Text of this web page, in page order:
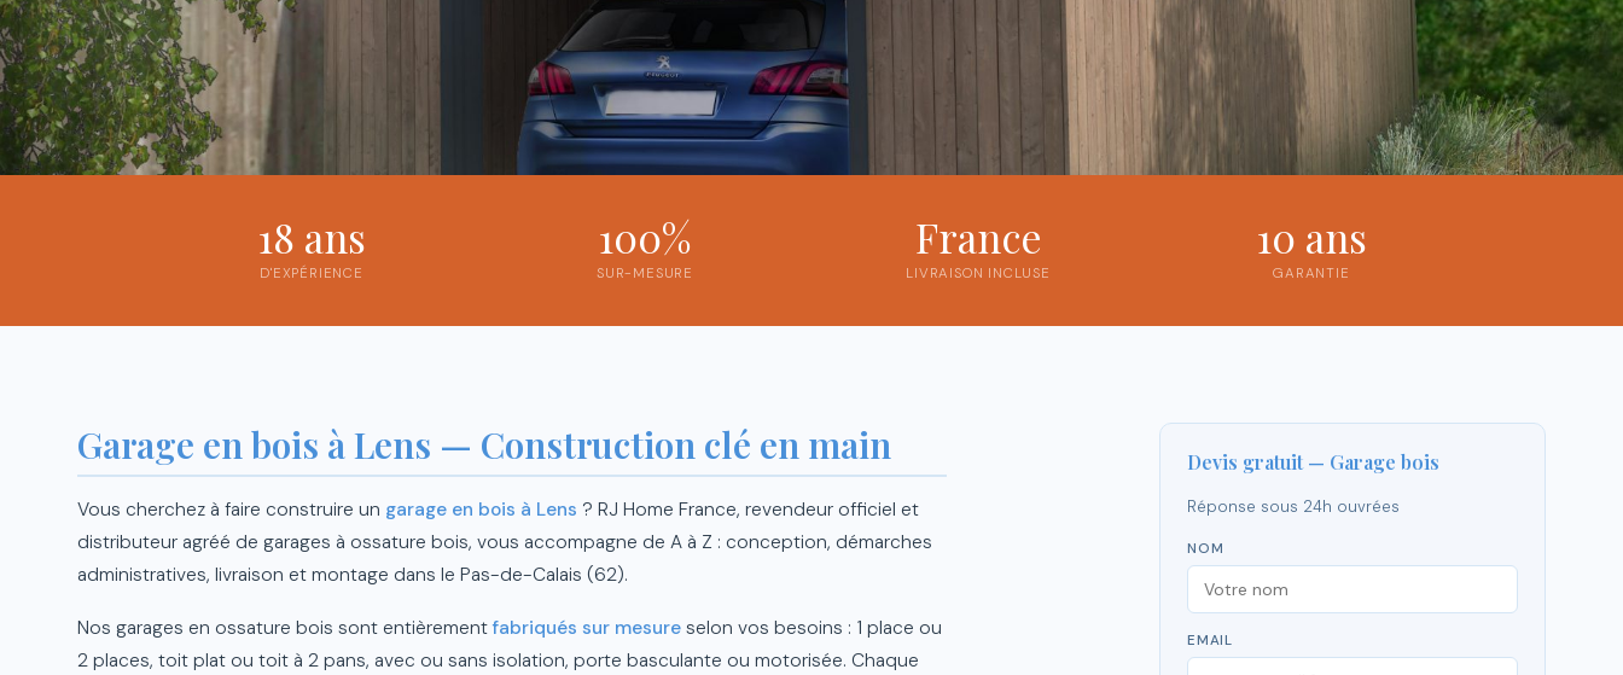
18 ans
D'EXPÉRIENCE
100%
SUR-MESURE
France
LIVRAISON INCLUSE
10 ans
GARANTIE
Garage en bois à Lens — Construction clé en main
Vous cherchez à faire construire un garage en bois à Lens ? RJ Home France, revendeur officiel et
distributeur agréé de garages à ossature bois, vous accompagne de A à Z : conception, démarches
administratives, livraison et montage dans le Pas-de-Calais (62).
Nos garages en ossature bois sont entièrementfabriqués sur mesure selon vos besoins : 1 place ou
2 places, toit plat ou toit à 2 pans, avec ou sans isolation, porte basculante ou motorisée. Chaque
Devis gratuit — Garage bois
Réponse sous 24h ouvrées
NOM
EMAIL